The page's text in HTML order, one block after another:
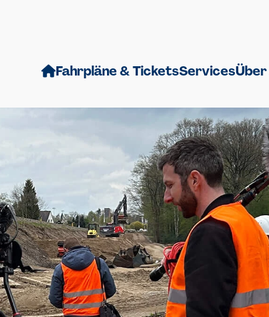
Fahrpläne & TicketsServicesÜber